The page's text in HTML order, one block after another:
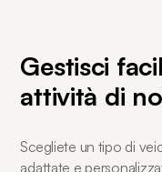
Gestisci
attività di
Scegliete un tipo di
adattate e